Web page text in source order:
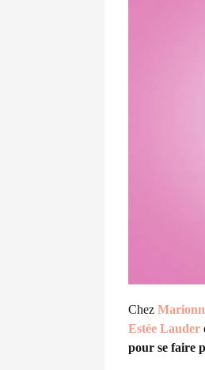
Chez
Estée Lauder
pour se faire